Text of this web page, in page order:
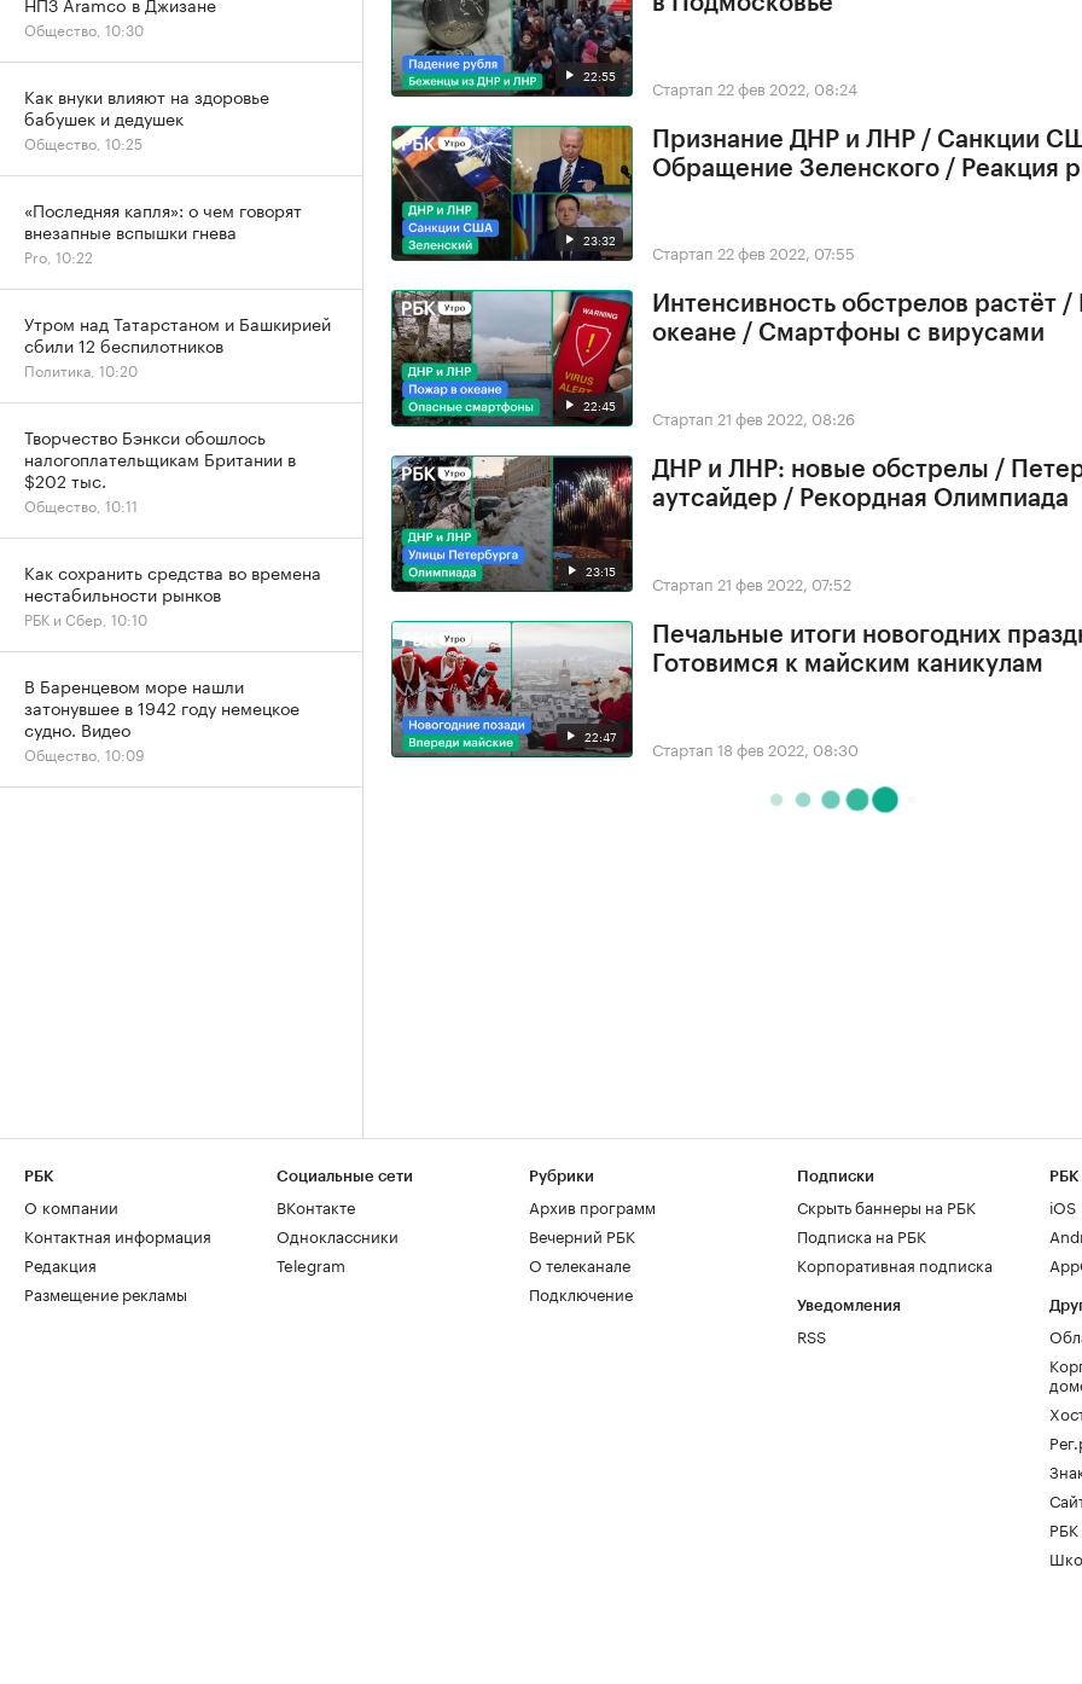
22:55 Стартап 22 фев 2022, 08:24
23:32
Признание ДНР и ЛНР / Санкции
Обращение Зеленского / Реакция
Стартап 22 фев 2022, 07:55
22:45
Интенсивность обстрелов растёт
океане / Смартфоны с вирусами
Стартап 21 фев 2022, 08:26
23:15
ДНР и ЛНР: новые обстрелы /
аутсайдер / Рекордная Олимпиада
Стартап 21 фев 2022, 07:52
22:47
Печальные итоги новогодних
Готовимся к майским каникулам
Стартап 18 фев 2022, 08:30
Общество, 10:30
Как внуки влияют на здоровье
бабушек и дедушек
Общество, 10:25
«Последняя капля»: о чем говорят
внезапные вспышки гнева
Pro, 10:22
Утром над Татарстаном и Башкирией
сбили 12 беспилотников
Политика, 10:20
Творчество Бэнкси обошлось
налогоплательщикам Британии в
$202 тыс.
Общество, 10:11
Как сохранить средства во времена
нестабильности рынков
РБК и Сбер, 10:10
В Баренцевом море нашли
затонувшее в 1942 году немецкое
судно. Видео
Общество, 10:09
РБК
О компании
Контактная информация
Редакция
Размещение рекламы
Социальные сети
ВКонтакте
Одноклассники
Telegram
Рубрики
Архив программ
Вечерний РБК
О телеканале
Подключение
Подписки
Скрыть баннеры на РБК
Подписка на РБК
Корпоративная подписка
Уведомления
RSS
РБК
iOS